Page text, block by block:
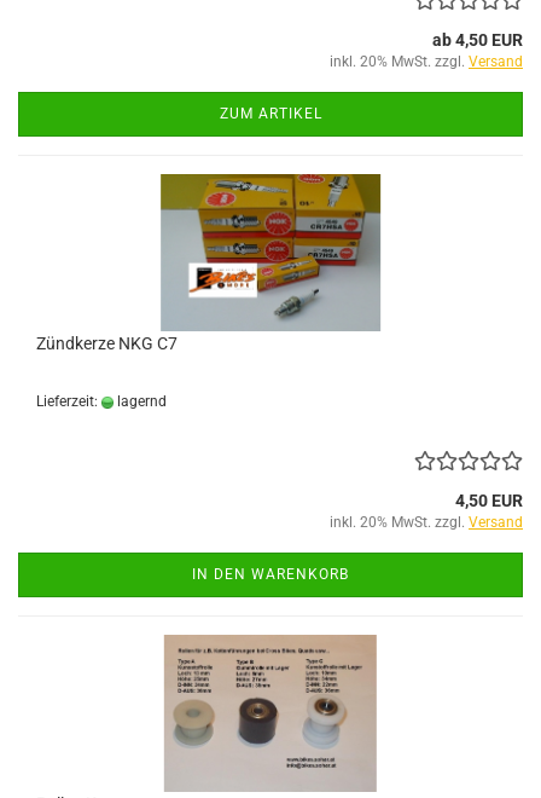
ab 4,50 EUR
inkl. 20% MwSt. zzgl. Versand
ZUM ARTIKEL
Zündkerze NKG C7
Lieferzeit: lagernd
4,50 EUR
inkl. 20% MwSt. zzgl. Versand
IN DEN WARENKORB